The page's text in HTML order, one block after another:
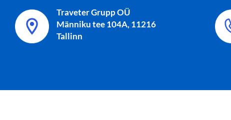
Traveter Grupp OÜ
Männiku tee 104A, 11216
Tallinn